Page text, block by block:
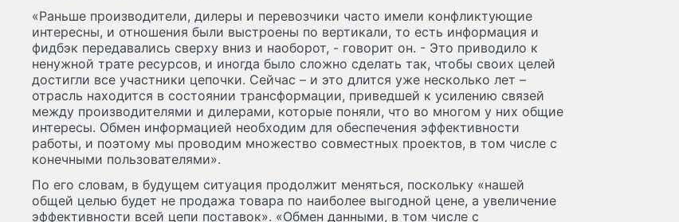
«Раньше производители, дилеры и перевозчики часто имели конфликтующие
интересны, и отношения были выстроены по вертикали, то есть информация и
фидбэк передавались сверху вниз и наоборот, - говорит он. - Это приводило к
ненужной трате ресурсов, и иногда было сложно сделать так, чтобы своих целей
достигли все участники цепочки. Сейчас – и это длится уже несколько лет –
отрасль находится в состоянии трансформации, приведшей к усилению связей
между производителями и дилерами, которые поняли, что во многом у них общие
интересы. Обмен информацией необходим для обеспечения эффективности
работы, и поэтому мы проводим множество совместных проектов, в том числе с
конечными пользователями».
По его словам, в будущем ситуация продолжит меняться, поскольку «нашей
общей целью будет не продажа товара по наиболее выгодной цене, а увеличение
эффективности всей цепи поставок». «Обмен данными, в том числе с